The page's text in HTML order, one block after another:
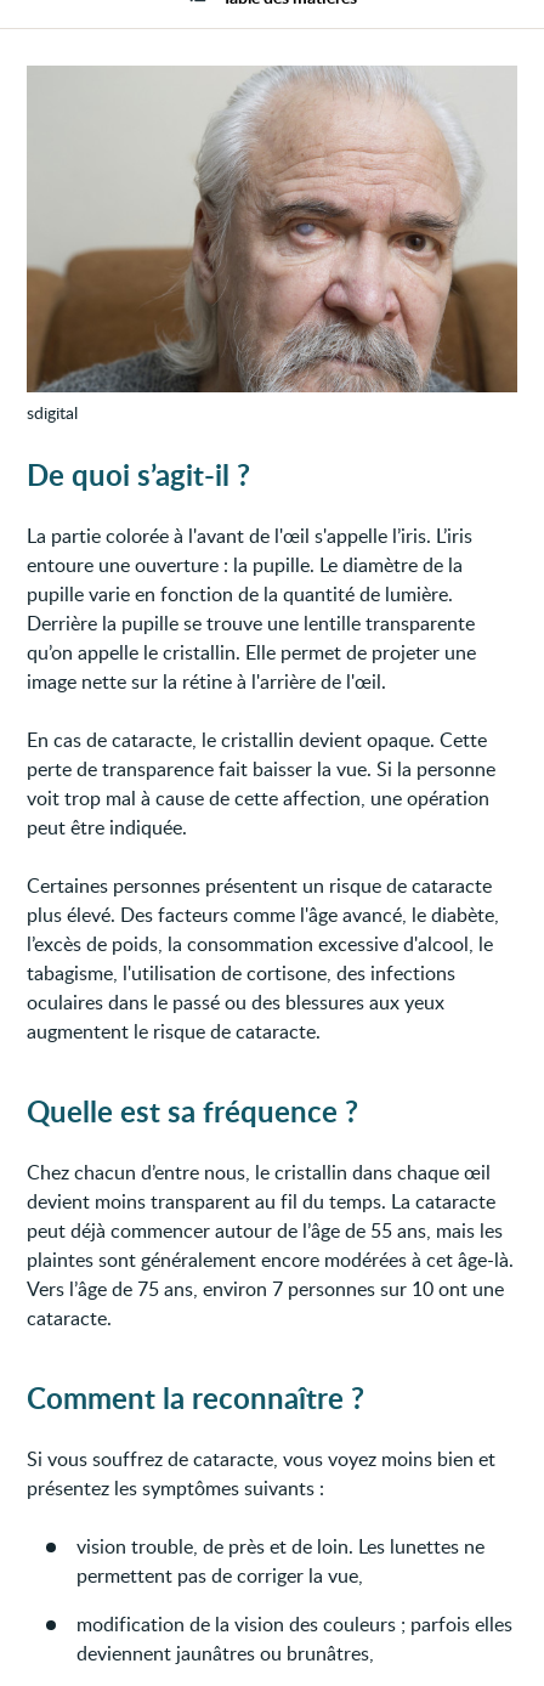
sdigital
De quoi s’agit-il ?
La partie colorée à l'avant de l'œil s'appelle l’iris. L’iris
entoure une ouverture : la pupille. Le diamètre de la
pupille varie en fonction de la quantité de lumière.
Derrière la pupille se trouve une lentille transparente
qu’on appelle le cristallin. Elle permet de projeter une
image nette sur la rétine à l'arrière de l'œil.
En cas de cataracte, le cristallin devient opaque. Cette
perte de transparence fait baisser la vue. Si la personne
voit trop mal à cause de cette affection, une opération
peut être indiquée.
Certaines personnes présentent un risque de cataracte
plus élevé. Des facteurs comme l'âge avancé, le diabète,
l’excès de poids, la consommation excessive d'alcool, le
tabagisme, l'utilisation de cortisone, des infections
oculaires dans le passé ou des blessures aux yeux
augmentent le risque de cataracte.
Quelle est sa fréquence ?
Chez chacun d’entre nous, le cristallin dans chaque œil
devient moins transparent au fil du temps. La cataracte
peut déjà commencer autour de l’âge de 55 ans, mais les
plaintes sont généralement encore modérées à cet âge-là.
Vers l’âge de 75 ans, environ 7 personnes sur 10 ont une
cataracte.
Comment la reconnaître ?
Si vous souffrez de cataracte, vous voyez moins bien et
présentez les symptômes suivants :
vision trouble, de près et de loin. Les lunettes ne
permettent pas de corriger la vue,
modification de la vision des couleurs ; parfois elles
deviennent jaunâtres ou brunâtres,